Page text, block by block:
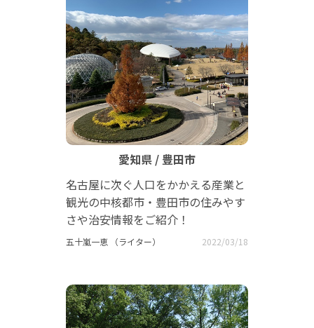
愛知県 / 豊田市
名古屋に次ぐ人口をかかえる産業と
観光の中核都市・豊田市の住みやす
さや治安情報をご紹介！
五十嵐一恵 （ライター） 2022/03/18